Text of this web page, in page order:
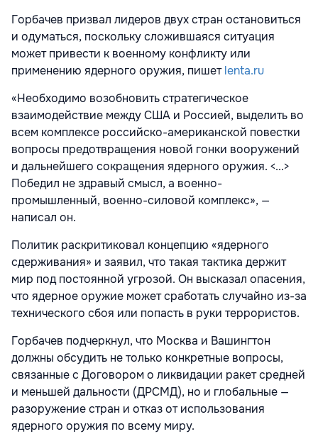
Горбачев призвал лидеров двух стран остановиться
и одуматься, поскольку сложившаяся ситуация
может привести к военному конфликту или
применению ядерного оружия, пишетlenta.ru
«Необходимо возобновить стратегическое
взаимодействие между США и Россией, выделить во
всем комплексе российско-американской повестки
вопросы предотвращения новой гонки вооружений
и дальнейшего сокращения ядерного оружия. <...>
Победил не здравый смысл, а военно-
промышленный, военно-силовой комплекс», —
написал он.
Политик раскритиковал концепцию «ядерного
сдерживания» и заявил, что такая тактика держит
мир под постоянной угрозой. Он высказал опасения,
что ядерное оружие может сработать случайно из-за
технического сбоя или попасть в руки террористов.
Горбачев подчеркнул, что Москва и Вашингтон
должны обсудить не только конкретные вопросы,
связанные с Договором о ликвидации ракет средней
и меньшей дальности (ДРСМД), но и глобальные —
разоружение стран и отказ от использования
ядерного оружия по всему миру.